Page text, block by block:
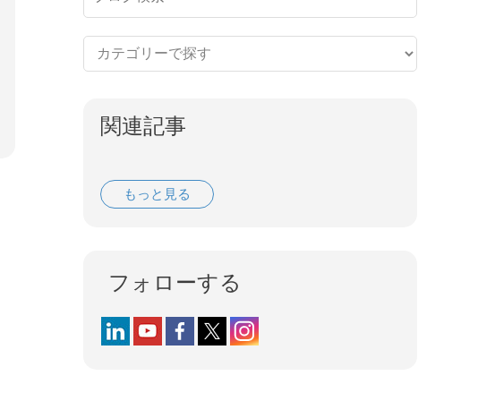
関連記事
もっと見る
フォローする
Follow us on LinkedIn
Follow us on YouTube
Follow us on Facebook
Follow us on X (formerly Twitter)
Follow us on Instagram